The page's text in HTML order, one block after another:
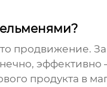
продвижение.
продукта в